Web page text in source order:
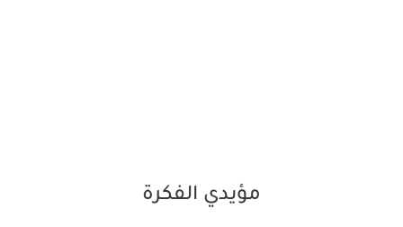
مؤيدي الفكرة